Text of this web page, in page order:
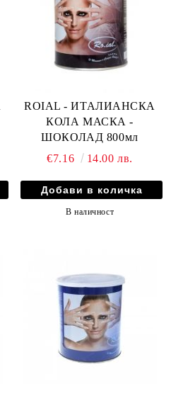
ROIAL - ИТАЛИАНСКА
КОЛА МАСКА -
ШОКОЛАД 800мл
€7.16
14.00 лв.
В наличност